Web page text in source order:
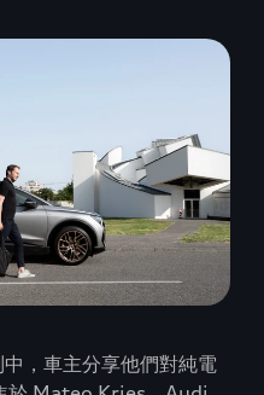
，車主分享他們對純電